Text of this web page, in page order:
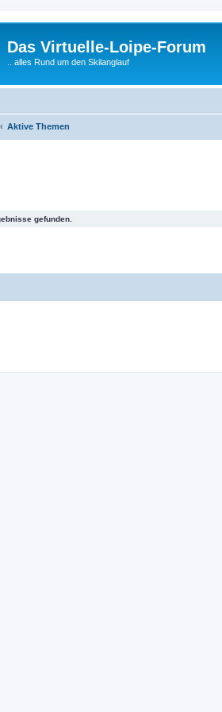
Das Virtuelle-Loipe-Forum
.. alles Rund um den Skilanglauf
Aktive Themen
gefunden.